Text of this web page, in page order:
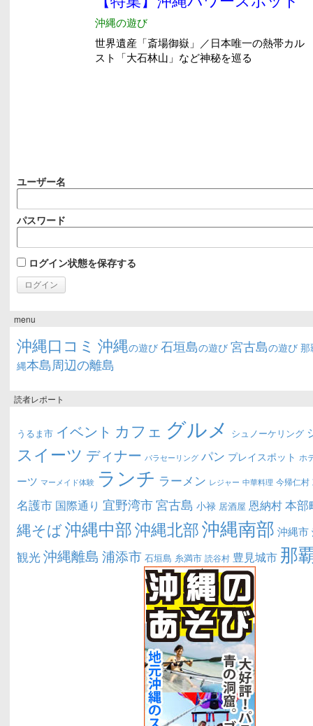
ユーザー名
パスワード
ログイン状態を保存する
menu
沖縄口コミ 沖縄の遊び 石垣島の遊び 宮古島の遊び 那
縄本島周辺の離島
読者レポート
うるま市 イベント カフェ グルメ シュノーケリング
スイーツ ディナー パラセーリング パン プレイスポット ホ
ーツ マーメイド体験 ランチ ラーメン レジャー 中華料理 今帰仁村
名護市 国際通り 宜野湾市宮古島 小禄 居酒屋 恩納村本部
縄そば沖縄中部沖縄北部沖縄南部 沖縄市
観光沖縄離島 浦添市 石垣島 糸満市 読谷村 豊見城市 那